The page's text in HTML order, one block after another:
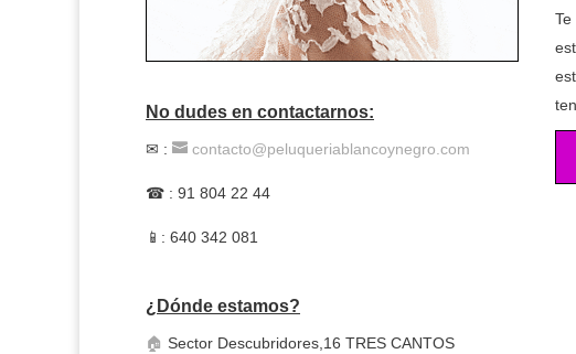
No dudes en contactarnos:
✉ : contacto@peluqueriablancoynegro.com
☎ : 91 804 22 44
📱: 640 342 081
¿Dónde estamos?
🏠 Sector Descubridores,16 TRES CANTOS